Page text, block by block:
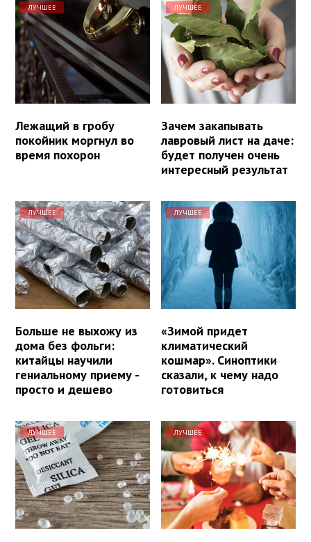
ЛУЧШЕЕ
Лежащий в гробу
покойник моргнул во
время похорон
ЛУЧШЕЕ
Зачем закапывать
лавровый лист на даче:
будет получен очень
интересный результат
ЛУЧШЕЕ
Больше не выхожу из
дома без фольги:
китайцы научили
гениальному приему -
просто и дешево
ЛУЧШЕЕ
«Зимой придет
климатический
кошмар». Синоптики
сказали, к чему надо
готовиться
ЛУЧШЕЕ ЛУЧШЕЕ